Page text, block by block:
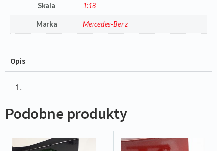
Skala 1:18
Marka Mercedes-Benz
Opis
Podobne produkty